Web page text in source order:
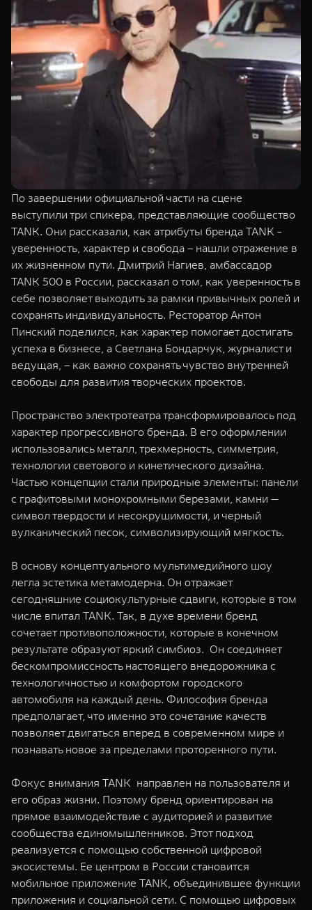
По завершении официальной части на сцене
выступили три спикера, представляющие сообщество
TANK. Они рассказали, как атрибуты бренда TANK -
уверенность, характер и свобода – нашли отражение в
их жизненном пути. Дмитрий Нагиев, амбассадор
TANK 500 в России, рассказал о том, как уверенность в
себе позволяет выходить за рамки привычных ролей и
сохранять индивидуальность. Ресторатор Антон
Пинский поделился, как характер помогает достигать
успеха в бизнесе, а Светлана Бондарчук, журналист и
ведущая, – как важно сохранять чувство внутренней
свободы для развития творческих проектов.
Пространство электротеатра трансформировалось под
характер прогрессивного бренда. В его оформлении
использовались металл, трехмерность, симметрия,
технологии светового и кинетического дизайна.
Частью концепции стали природные элементы: панели
с графитовыми монохромными березами, камни —
символ твердости и несокрушимости, и черный
вулканический песок, символизирующий мягкость.
В основу концептуального мультимедийного шоу
легла эстетика метамодерна. Он отражает
сегодняшние социокультурные сдвиги, которые в том
числе впитал TANK. Так, в духе времени бренд
сочетает противоположности, которые в конечном
результате образуют яркий симбиоз. Он соединяет
бескомпромиссность настоящего внедорожника с
технологичностью и комфортом городского
автомобиля на каждый день. Философия бренда
предполагает, что именно это сочетание качеств
позволяет двигаться вперед в современном мире и
познавать новое за пределами проторенного пути.
Фокус внимания TANK направлен на пользователя и
его образ жизни. Поэтому бренд ориентирован на
прямое взаимодействие с аудиторией и развитие
сообщества единомышленников. Этот подход
реализуется с помощью собственной цифровой
экосистемы. Ее центром в России становится
мобильное приложение TANK, объединившее функции
приложения и социальной сети. С помощью цифровых